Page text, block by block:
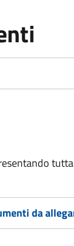
da